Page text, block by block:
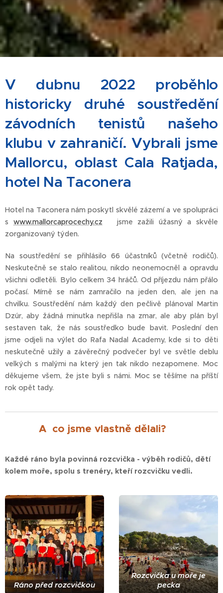
V dubnu 2022 proběhlo
historicky druhé soustředění
závodních tenistů našeho
klubu v zahraničí. Vybrali jsme
Mallorcu, oblast Cala Ratjada,
hotel Na Taconera
Hotel na Taconera nám poskytl skvělé zázemí a ve spolupráci
s www.mallorcaprocechy.cz jsme zažili úžasný a skvěle
zorganizovaný týden.
Na soustředění se přihlásilo 66 účastníků (včetně rodičů).
Neskutečně se stalo realitou, nikdo neonemocněl a opravdu
všichni odletěli. Bylo celkem 34 hráčů. Od příjezdu nám přálo
počasí. Mírně se nám zamračilo na jeden den, ale jen na
chvilku. Soustředění nám každý den pečlivě plánoval Martin
Dzúr, aby žádná minutka nepřišla na zmar, ale aby plán byl
sestaven tak, že nás soustředko bude bavit. Poslední den
jsme odjeli na výlet do Rafa Nadal Academy, kde si to děti
neskutečně užily a závěrečný podvečer byl ve světle deblu
velkých s malými na který jen tak nikdo nezapomene. Moc
děkujeme všem, že jste byli s námi. Moc se těšíme na příští
rok opět tady.😀
A co jsme vlastně dělali? 👍
Každé ráno byla povinná rozcvička - výběh rodičů, dětí
kolem moře, spolu s trenéry, kteří rozcvičku vedli.
Ráno před rozcvičkou
Rozcvička u moře je
pecka